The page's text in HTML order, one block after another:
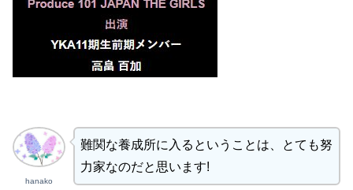
hanako
難関な養成所に入るということは、とても努
力家なのだと思います!